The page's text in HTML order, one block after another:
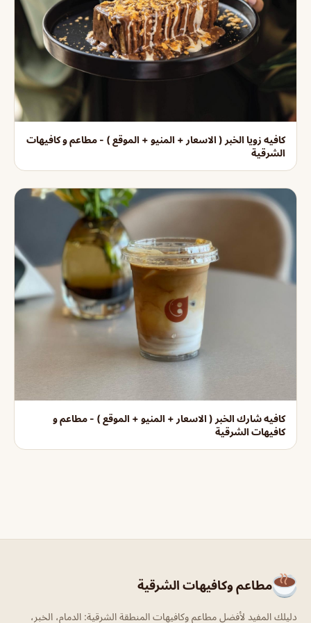
كافيه زويا الخبر ( الاسعار + المنيو + الموقع ) - مطاعم و كافيهات
الشرقية
كافيه شارك الخبر ( الاسعار + المنيو + الموقع ) - مطاعم و
كافيهات الشرقية
مطاعم وكافيهات الشرقية
دليلك المفيد لأفضل مطاعم وكافيهات المنطقة الشرقية: الدمام، الخبر،